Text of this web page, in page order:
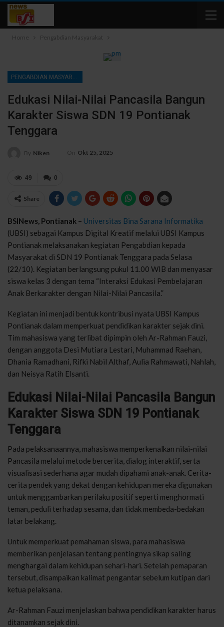
Home Pengabdian Masyarakat
PENGABDIAN MASYARAKAT
Edukasi Nilai-Nilai Pancasila Bangun
Karakter Siswa SDN 19 Pontianak
Tenggara
By Niken On Okt 25, 2025
0
49
Share
BSINews, Pontianak – Universitas Bina Sarana Informatika
(UBSI) sebagai Kampus Digital Kreatif melalui UBSI Kampus
Pontianak melaksanakan kegiatan Pengabdian kepada
Masyarakat di SDN 19 Pontianak Tenggara pada Selasa
(22/10). Kegiatan berlangsung pukul 11.00 WIB dan menyasar
siswa kelas 3 dengan tema “Interaksi Edukasi Pembelajaran
Anak Berkarakter dengan Nilai-Nilai Pancasila.”
Kegiatan ini menjadi bentuk kontribusi nyata UBSI Kampus
Pontianak dalam memperkuat pendidikan karakter sejak dini.
Tim mahasiswa yang terlibat dipimpin oleh Ar-Rahman Fauzi,
dengan anggota Desi Mutiara Lestari, Muhammad Raehan,
Dhania Ramadhani, Rifki Nabil Althaf, Aulia Rahmawati, Nahlah,
dan Neisya Ratih Elsanti.
Edukasi Nilai-Nilai Pancasila Bangun
Karakter Siswa SDN 19 Pontianak
Tenggara
Pada pelaksanaannya, mahasiswa memperkenalkan nilai-nilai
Pancasila melalui metode bercerita, dialog interaktif, serta
visualisasi sederhana agar mudah dipahami anak-anak. Cerita-
cerita pendek yang dekat dengan kehidupan mereka digunakan
untuk menggambarkan perilaku positif seperti menghormati
teman, peduli terhadap sesama, dan tidak membeda-bedakan
latar belakang.
Untuk memperkuat pemahaman siswa, para mahasiswa
memberikan penjelasan tentang pentingnya sikap saling
menghargai dalam kehidupan sehari-hari. Setelah pemaparan
tersebut, disampaikan kalimat pengantar sebelum kutipan dari
ketua pelaksana.
Ar-Rahman Fauzi menjelaskan bahwa pendidikan karakter harus
ditanamkan sejak dini.